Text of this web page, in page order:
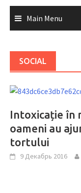
Main Menu
SOCIAL
Intoxicație în
oameni au
tortului
9 Декабрь 2016